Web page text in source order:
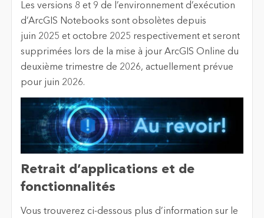
Les versions 8 et 9 de l’environnement d’exécution
d’ArcGIS Notebooks sont obsolètes depuis
juin 2025 et octobre 2025 respectivement et seront
supprimées lors de la mise à jour ArcGIS Online du
deuxième trimestre de 2026, actuellement prévue
pour juin 2026.
Retrait d’applications et de
fonctionnalités
Vous trouverez ci-dessous plus d’information sur le